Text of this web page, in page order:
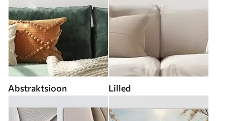
Abstraktsioon Lilled